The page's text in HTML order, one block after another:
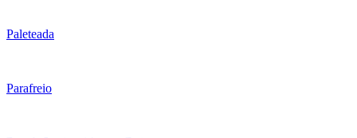
Paleteada
Parafreio